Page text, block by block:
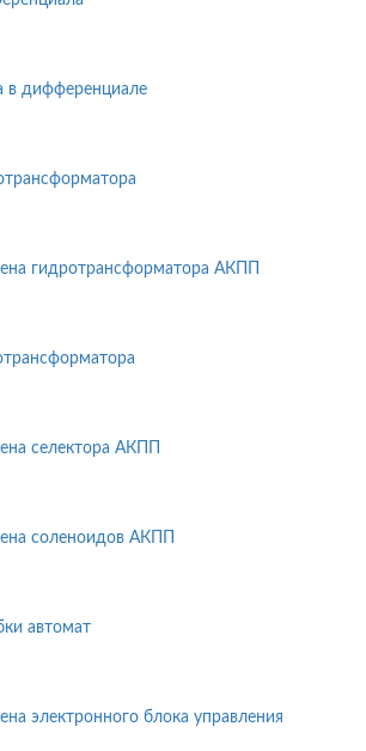
в дифференциале
гидротрансформатора АКПП
селектора АКПП
соленоидов АКПП
автомат
электронного блока управления